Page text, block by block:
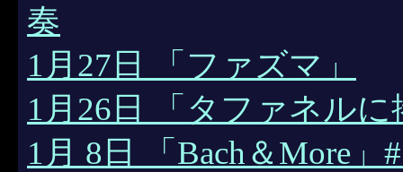
奏
1月27日 「ファズマ」
1月26日 「タファネルに
1月 8日 「Bach＆More」